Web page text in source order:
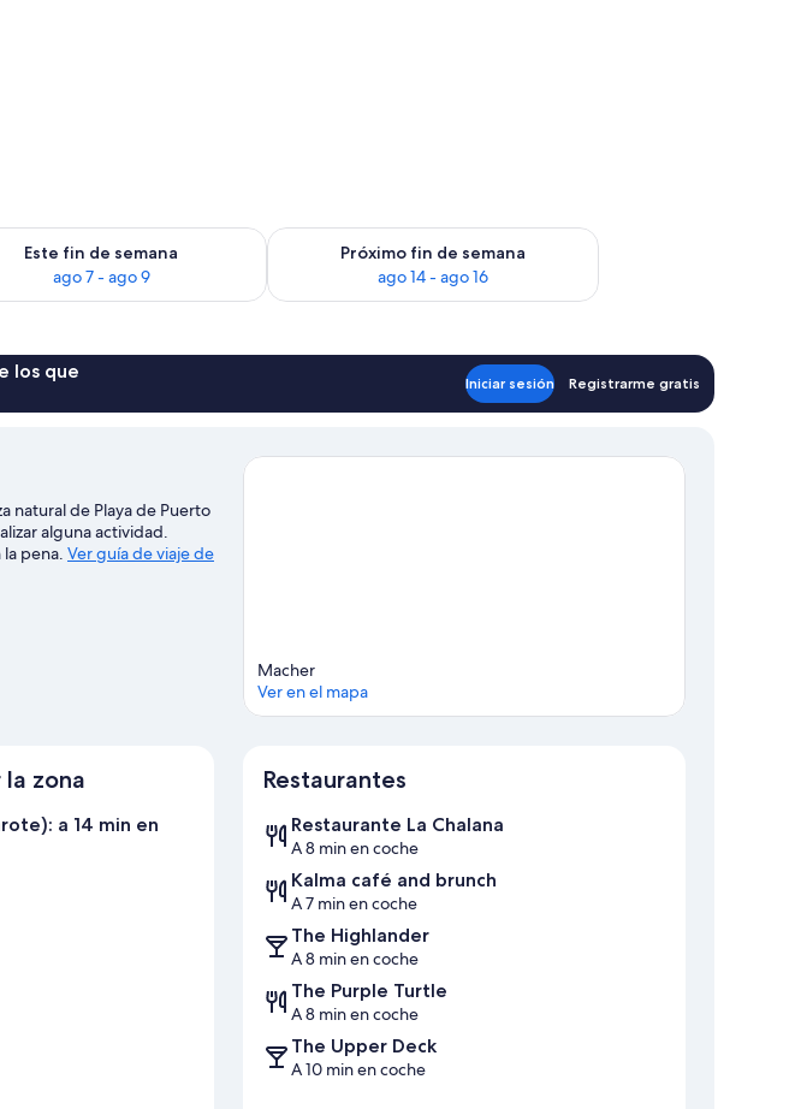
ago 9
Este fin de semana
ago 7 - ago 9
la disponibilidad para este fin de semana, ago 7 - ago 9
Próximo fin de semana
ago 14 - ago 16
Consulta la disponibilidad para el próximo fin de semana,
los que
Iniciar sesión Registrarme gratis
natural de Playa de Puerto
alguna actividad.
pena. Ver guía de viaje de
Macher
Ver en el mapa
zona
a 14 min en
Restaurantes
Restaurante La Chalana
A 8 min en coche
Kalma café and brunch
A 7 min en coche
The Highlander
A 8 min en coche
The Purple Turtle
A 8 min en coche
The Upper Deck
A 10 min en coche